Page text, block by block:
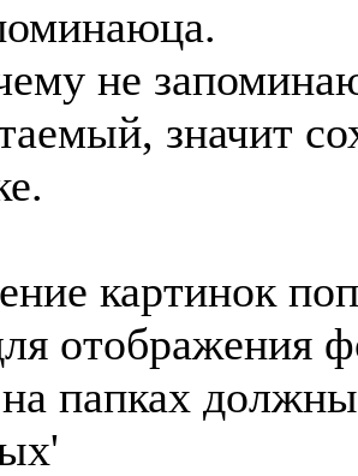
не
значит
картинок
отображения
папках должны